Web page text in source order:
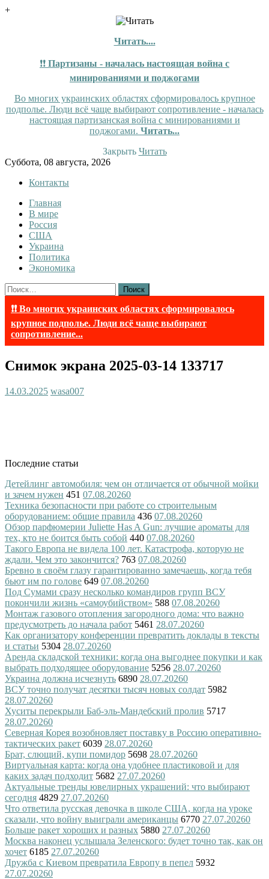
+
Читать....
❗❗ Партизаны - началась настоящая война с
минированиями и поджогами
Во многих украинских областях сформировалось крупное
подполье. Люди всё чаще выбирают сопротивление - началась
настоящая партизанская война с минированиями и
поджогами. Читать...
Закрыть Читать
Skip
content
Суббота, 08 августа, 2026
Контакты
InfoRuss
InfoRuss — Новости
Главная
В мире
Россия
США
Украина
Политика
Экономика
Найти:
❗❗ Во многих украинских областях сформировалось
крупное подполье. Люди всё чаще выбирают
сопротивление...
Снимок экрана 2025-03-14 133717
14.03.2025 wasa007
Последние статьи
Детейлинг автомобиля: чем он отличается от обычной мойки
и зачем нужен 451 07.08.20260
Техника безопасности при работе со строительным
оборудованием: общие правила 436 07.08.20260
Обзор парфюмерии Juliette Has A Gun: лучшие ароматы для
тех, кто не боится быть собой 440 07.08.20260
Такого Европа не видела 100 лет. Катастрофа, которую не
ждали. Чем это закончится? 763 07.08.20260
Бревно в своём глазу гарантированно замечаешь, когда тебя
бьют им по голове 649 07.08.20260
Под Сумами сразу несколько командиров групп ВСУ
покончили жизнь «самоубийством» 588 07.08.20260
Монтаж газового отопления загородного дома: что важно
предусмотреть до начала работ 5461 28.07.20260
Как организатору конференции превратить доклады в тексты
и статьи 5304 28.07.20260
Аренда складской техники: когда она выгоднее покупки и как
выбрать подходящее оборудование 5256 28.07.20260
Украина должна исчезнуть 6890 28.07.20260
ВСУ точно получат десятки тысяч новых солдат 5982
28.07.20260
Хуситы перекрыли Баб-эль-Мандебский пролив 5717
28.07.20260
Северная Корея возобновляет поставку в Россию оперативно-
тактических ракет 6039 28.07.20260
Брат, слющий, купи помидор 5698 28.07.20260
Виртуальная карта: когда она удобнее пластиковой и для
каких задач подходит 5682 27.07.20260
Актуальные тренды ювелирных украшений: что выбирают
сегодня 4829 27.07.20260
Что ответила русская девочка в школе США, когда на уроке
сказали, что войну выиграли американцы 6770 27.07.20260
Больше ракет хороших и разных 5880 27.07.20260
Москва наконец услышала Зеленского: будет точно так, как он
хочет 6185 27.07.20260
Дружба с Киевом превратила Европу в пепел 5932
27.07.20260